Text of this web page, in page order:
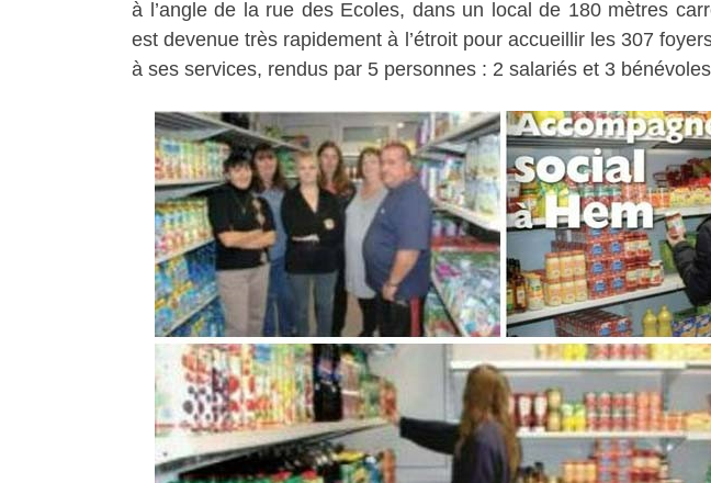
à l’angle de la rue des Ecoles, dans un local de 180 mètres
est devenue très rapidement à l’étroit pour accueillir les 307
à ses services, rendus par 5 personnes : 2 salariés et 3